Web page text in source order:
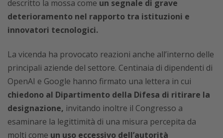
descritto la mossa come un segnale di grave
deterioramento nel rapporto tra istituzioni e
innovatori tecnologici.
La vicenda ha provocato reazioni anche all’interno delle
principali aziende del settore. Centinaia di dipendenti di
OpenAI e Google hanno firmato una lettera in cui
chiedono al Dipartimento della Difesa di ritirare la
designazione, invitando inoltre il Congresso a
esaminare la legittimità di una misura percepita da
molti come un uso eccessivo dell’autorità